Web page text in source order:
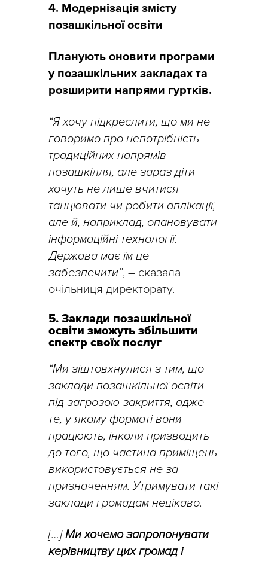
4. Модернізація змісту
позашкільної освіти
Планують оновити програми
у позашкільних закладах та
розширити напрями гуртків.
“Я хочу підкреслити, що ми не
говоримо про непотрібність
традиційних напрямів
позашкілля, але зараз діти
хочуть не лише вчитися
танцювати чи робити аплікації,
але й, наприклад, опановувати
інформаційні технології.
Держава має їм це
забезпечити”, – сказала
очільниця директорату.
5. Заклади позашкільної
освіти зможуть збільшити
спектр своїх послуг
“Ми зіштовхнулися з тим, що
заклади позашкільної освіти
під загрозою закриття, адже
те, у якому форматі вони
працюють, інколи призводить
до того, що частина приміщень
використовується не за
призначенням. Утримувати такі
заклади громадам нецікаво.
[…]Ми хочемо запропонувати
керівництву цих громад і